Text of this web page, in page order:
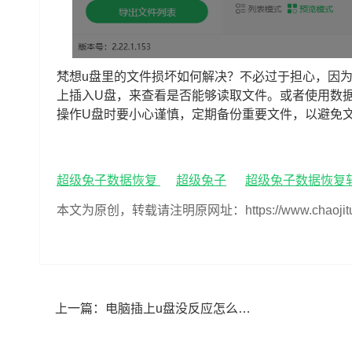
梵想u盘里的文件损坏如何解决？不必过于担心，因
上插入U盘，来查看是否能够读取文件。或者使用
操作U盘时要小心谨慎，定期备份重要文件，以避免
超级兔子数据恢复 超级兔子 超级兔子数据恢复
本文为原创，转载请注明原网址：https://
上一篇： 电脑插上u盘没反应怎么办,电脑插上u盘没反应如何解决